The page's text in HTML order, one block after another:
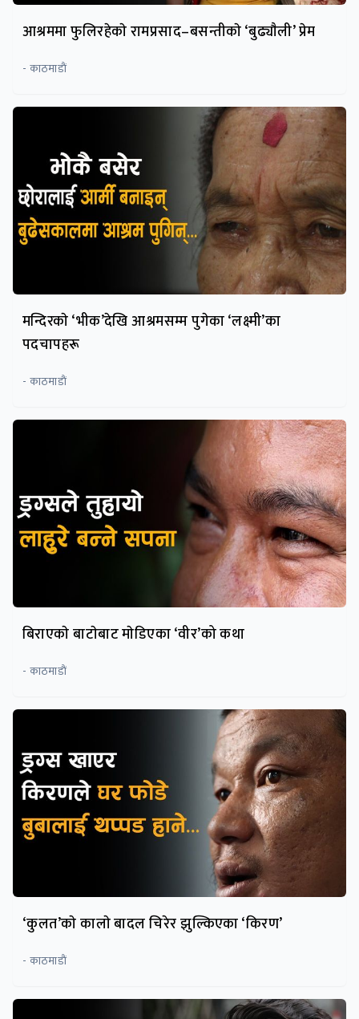
आश्रममा फुलिरहेकाे रामप्रसाद–बसन्तीकाे ‘बुढ्याैली’ प्रेम
- काठमाडाैं
मन्दिरकाे ‘भीक’देखि आश्रमसम्म पुगेका ‘लक्ष्मी’का
पदचापहरू
- काठमाडाैं
बिराएकाे बाटाेबाट माेडिएका ‘वीर’को कथा
- काठमाडाैं
‘कुलत’काे कालाे बादल चिरेर झुल्किएका ‘किरण’
- काठमाडाैं